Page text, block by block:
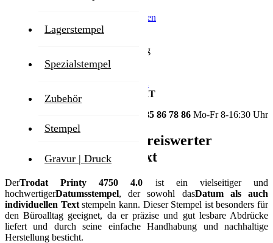
Lagerstempel
Spezialstempel
Zubehör
Stempel
Gravur | Druck
Versandkosten
Lieferzeit
Zum Ende der Bildgalerie springen
GESTALTEN SIE IHR PRODUKT
+49 3585 86 78 86 Mo-Fr 8-16:30 Uhr
Trodat Printy 4750 – preiswerter
Datumsstempel mit Text
DerTrodat Printy 4750 4.0 ist ein vielseitiger und
hochwertigerDatumsstempel, der sowohl dasDatum als auch
individuellen Textstempeln kann. Dieser Stempel ist besonders für
den Büroalltag geeignet, da er präzise und gut lesbare Abdrücke
liefert und durch seine einfache Handhabung und nachhaltige
Herstellung besticht.